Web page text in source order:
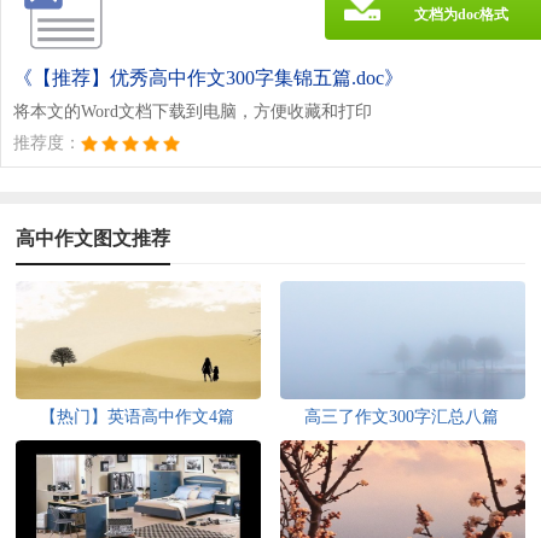
《【推荐】优秀高中作文300字集锦五篇.doc》
将本文的Word文档下载到电脑，方便收藏和打印
推荐度：
文档为doc格式
高中作文图文推荐
【热门】英语高中作文4篇 高三了作文300字汇总八篇